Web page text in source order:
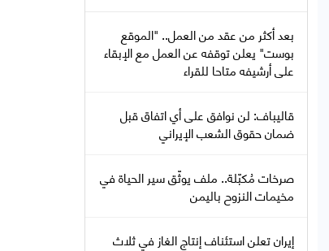
بعد أكثر من عقد من العمل.. "الموقع
بوست" يعلن توقفه عن العمل مع الإبقاء
على أرشيفه متاحا للقراء
قاليباف: لن نوافق على أي اتفاق قبل
ضمان حقوق الشعب الإيراني
صرخات مُكبّلة.. ملف يوثّق سير الحياة في
مخيمات النزوح باليمن
إيران تعلن استئناف إنتاج الغاز في ثلاث